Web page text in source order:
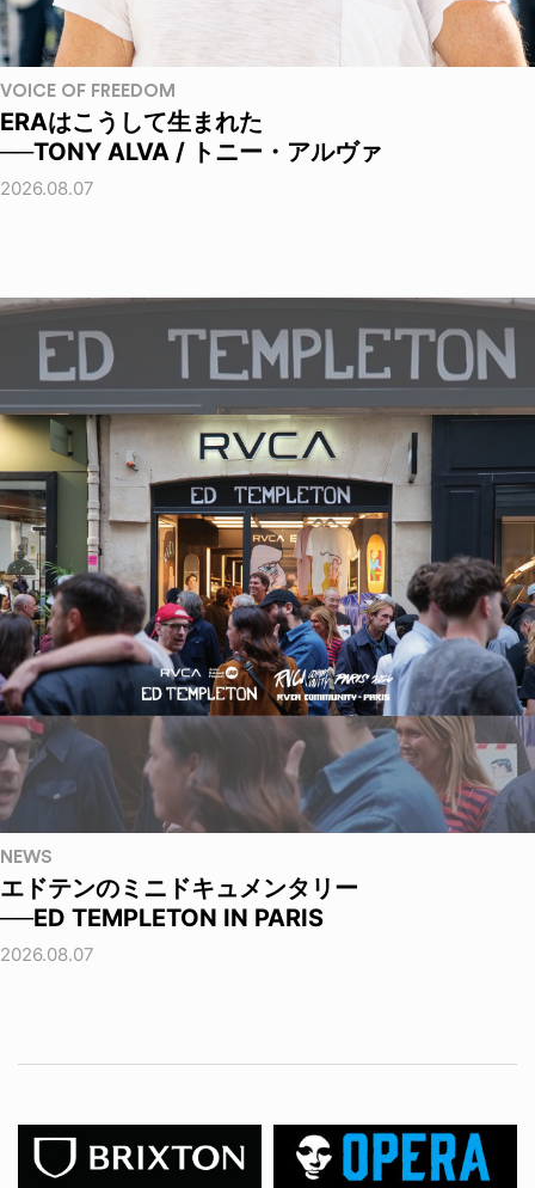
VOICE OF FREEDOM
ERAはこうして生まれた
──TONY ALVA / トニー・アルヴァ
2026.08.07
NEWS
エドテンのミニドキュメンタリー
──ED TEMPLETON IN PARIS
2026.08.07